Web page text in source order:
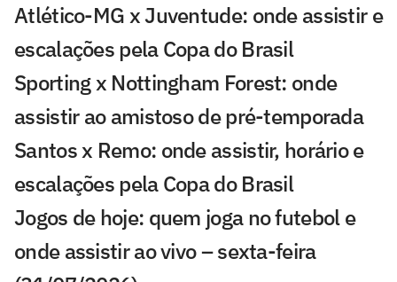
Atlético-MG x Juventude: onde assistir e
escalações pela Copa do Brasil
Sporting x Nottingham Forest: onde
assistir ao amistoso de pré-temporada
Santos x Remo: onde assistir, horário e
escalações pela Copa do Brasil
Jogos de hoje: quem joga no futebol e
onde assistir ao vivo – sexta-feira